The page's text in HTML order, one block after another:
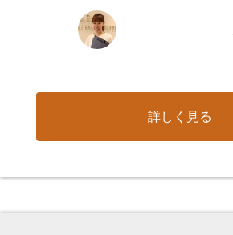
詳しく見る